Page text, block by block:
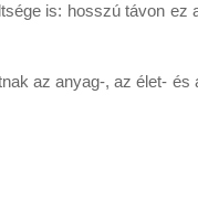
is: hosszú távon ez
az anyag-, az élet-